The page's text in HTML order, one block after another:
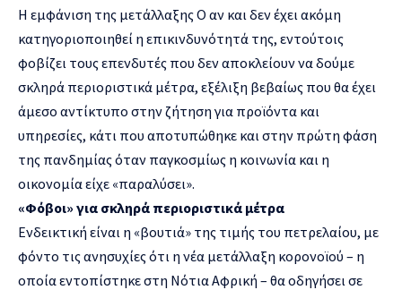
Η εμφάνιση της μετάλλαξης Ο αν και δεν έχει ακόμη
κατηγοριοποιηθεί η επικινδυνότητά της, εντούτοις
φοβίζει τους επενδυτές που δεν αποκλείουν να δούμε
σκληρά περιοριστικά μέτρα, εξέλιξη βεβαίως που θα έχει
άμεσο αντίκτυπο στην ζήτηση για προϊόντα και
υπηρεσίες, κάτι που αποτυπώθηκε και στην πρώτη φάση
της πανδημίας όταν παγκοσμίως η κοινωνία και η
οικονομία είχε «παραλύσει».
«Φόβοι» για σκληρά περιοριστικά μέτρα
Ενδεικτική είναι η «βουτιά» της τιμής του πετρελαίου, με
φόντο τις ανησυχίες ότι η νέα μετάλλαξη κορονοϊού – η
οποία εντοπίστηκε στη Νότια Αφρική – θα οδηγήσει σε